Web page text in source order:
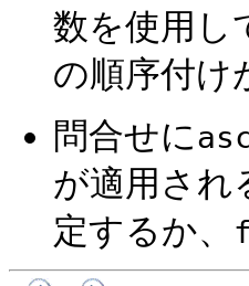
数を使用し
の順序付け
問合せに
が適用され
定するか、